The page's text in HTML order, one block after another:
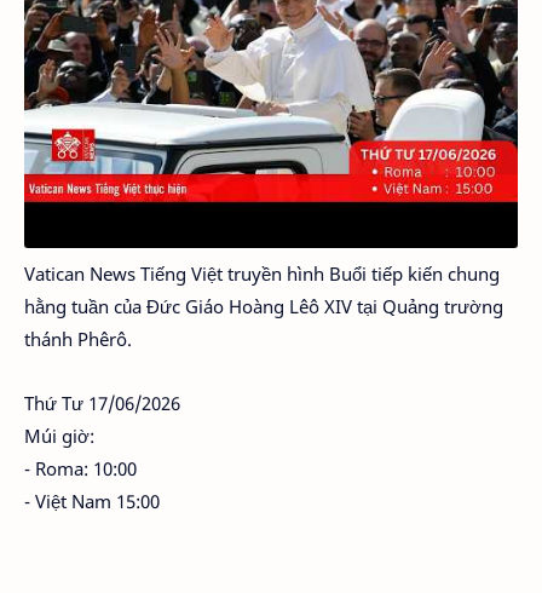
Vatican News Tiếng Việt truyền hình Buổi tiếp kiến chung
hằng tuần của Đức Giáo Hoàng Lêô XIV tại Quảng trường
thánh Phêrô.
Thứ Tư 17/06/2026
Múi giờ:
- Roma: 10:00
- Việt Nam 15:00